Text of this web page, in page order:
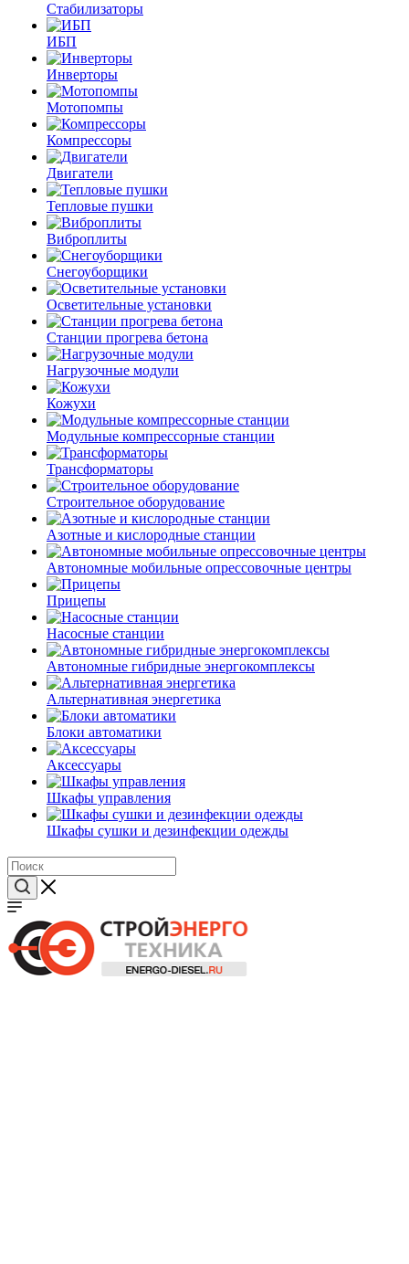
Стабилизаторы
ИБП
Инверторы
Мотопомпы
Компрессоры
Двигатели
Тепловые пушки
Виброплиты
Снегоуборщики
Осветительные установки
Станции прогрева бетона
Нагрузочные модули
Кожухи
Модульные компрессорные станции
Трансформаторы
Строительное оборудование
Азотные и кислородные станции
Автономные мобильные опрессовочные центры
Прицепы
Насосные станции
Автономные гибридные энергокомплексы
Альтернативная энергетика
Блоки автоматики
Аксессуары
Шкафы управления
Шкафы сушки и дезинфекции одежды